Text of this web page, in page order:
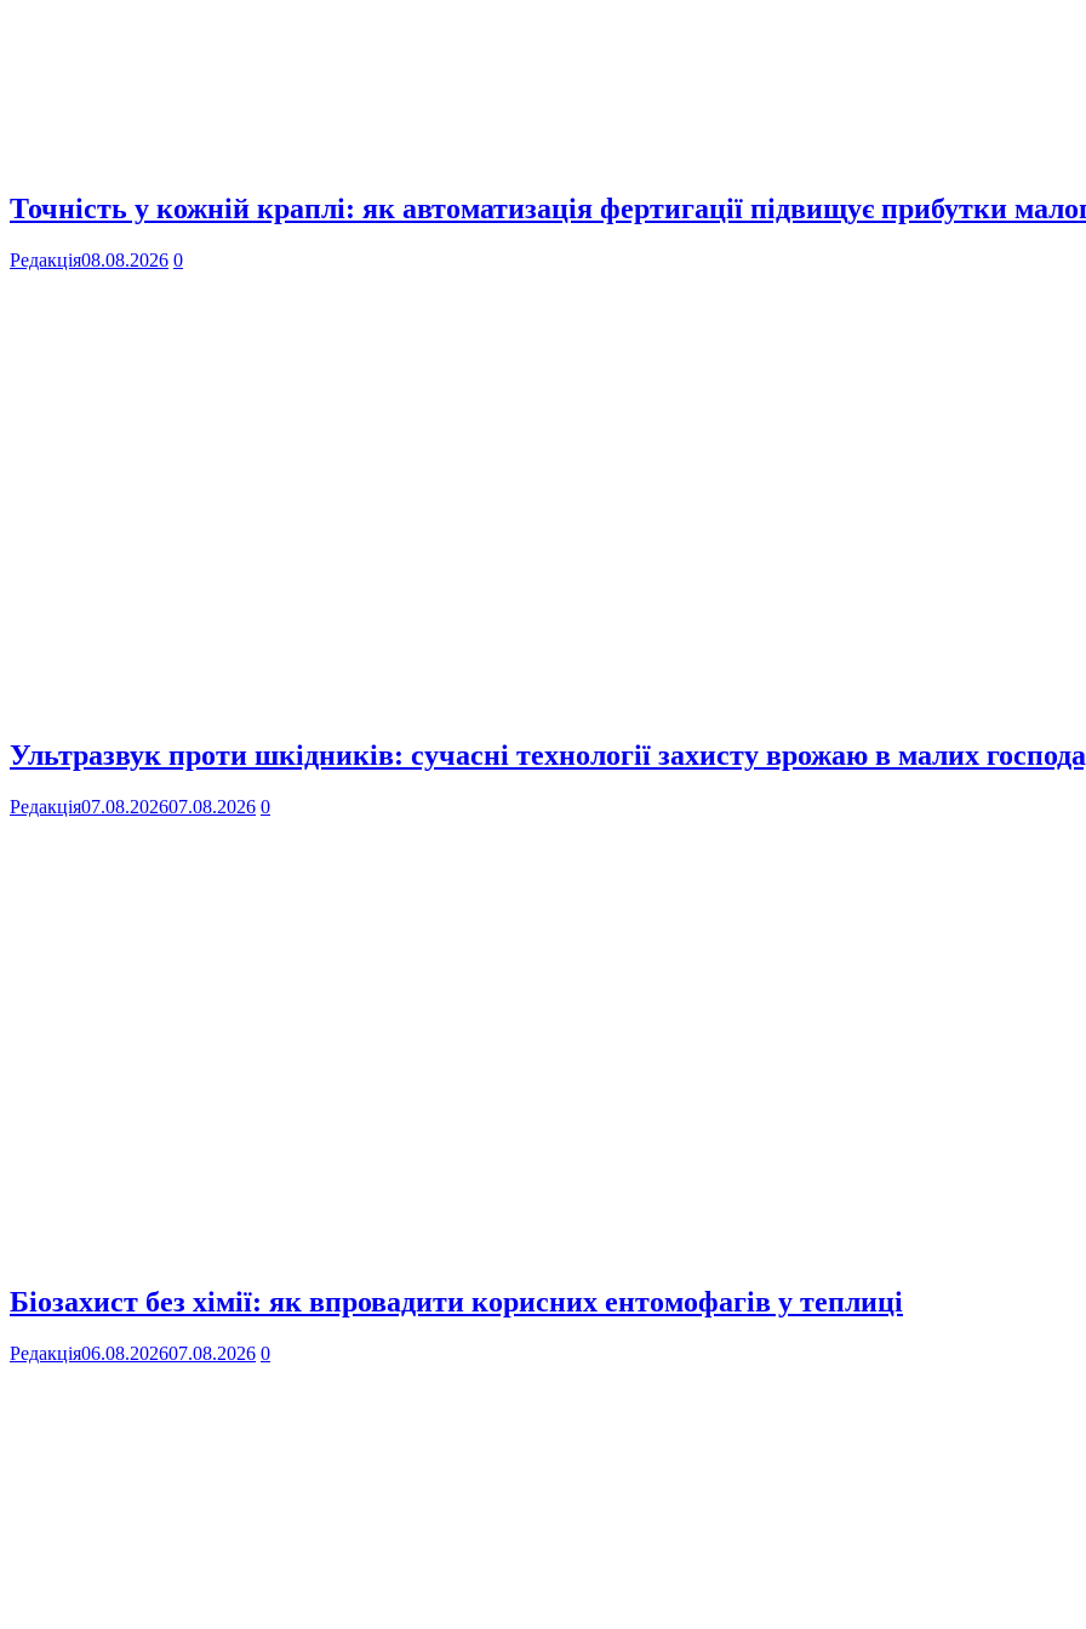
Точність у кожній краплі: як автоматизація фертигації підвищує прибутки
Редакція08.08.2026 0
Ультразвук проти шкідників: сучасні технології захисту врожаю в малих
Редакція07.08.202607.08.2026 0
Біозахист без хімії: як впровадити корисних ентомофагів у теплиці
Редакція06.08.202607.08.2026 0